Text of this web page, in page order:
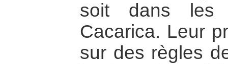
soit dans les
Cacarica. Leur
sur des règles